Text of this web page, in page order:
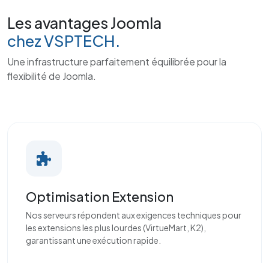
Les avantages Joomla
chez VSPTECH.
Une infrastructure parfaitement équilibrée pour la
flexibilité de Joomla.
Optimisation Extension
Nos serveurs répondent aux exigences techniques pour
les extensions les plus lourdes (VirtueMart, K2),
garantissant une exécution rapide.